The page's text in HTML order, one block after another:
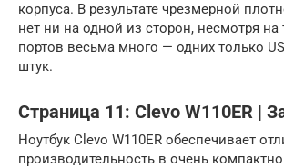
корпуса. В результате чрезмерной
нет ни на одной из сторон, несмотря на
портов весьма много — одних только
штук.
Страница 11: Clevo W110ER |
Ноутбук Clevo W110ER обеспечивает
производительность в очень